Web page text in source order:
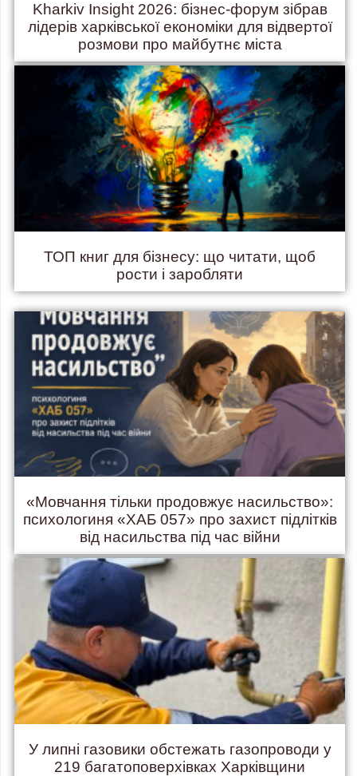
Kharkiv Insight 2026: бізнес-форум зібрав
лідерів харківської економіки для відвертої
розмови про майбутнє міста
ТОП книг для бізнесу: що читати, щоб
рости і заробляти
«Мовчання тільки продовжує насильство»:
психологиня «ХАБ 057» про захист підлітків
від насильства під час війни
У липні газовики обстежать газопроводи у
219 багатоповерхівках Харківщини